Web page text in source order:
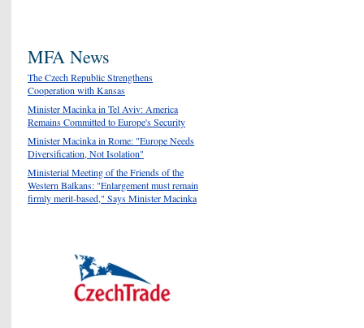
MFA News
The Czech Republic Strengthens
Cooperation with Kansas
Minister Macinka in Tel Aviv: America
Remains Committed to Europe's Security
Minister Macinka in Rome: "Europe Needs
Diversification, Not Isolation"
Ministerial Meeting of the Friends of the
Western Balkans: "Enlargement must remain
firmly merit-based," Says Minister Macinka